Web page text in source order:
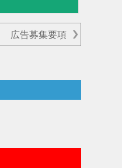
広告募集要項